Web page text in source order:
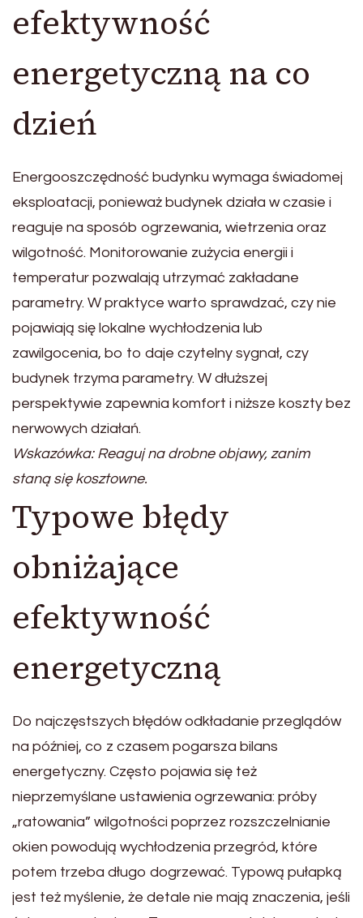
efektywność
energetyczną na co
dzień
Energooszczędność budynku wymaga świadomej
eksploatacji, ponieważ budynek działa w czasie i
reaguje na sposób ogrzewania, wietrzenia oraz
wilgotność. Monitorowanie zużycia energii i
temperatur pozwalają utrzymać zakładane
parametry. W praktyce warto sprawdzać, czy nie
pojawiają się lokalne wychłodzenia lub
zawilgocenia, bo to daje czytelny sygnał, czy
budynek trzyma parametry. W dłuższej
perspektywie zapewnia komfort i niższe koszty bez
nerwowych działań.
Wskazówka: Reaguj na drobne objawy, zanim
staną się kosztowne.
Typowe błędy
obniżające
efektywność
energetyczną
Do najczęstszych błędów odkładanie przeglądów
na później, co z czasem pogarsza bilans
energetyczny. Często pojawia się też
nieprzemyślane ustawienia ogrzewania: próby
„ratowania” wilgotności poprzez rozszczelnianie
okien powodują wychłodzenia przegród, które
potem trzeba długo dogrzewać. Typową pułapką
jest też myślenie, że detale nie mają znaczenia, jeśli